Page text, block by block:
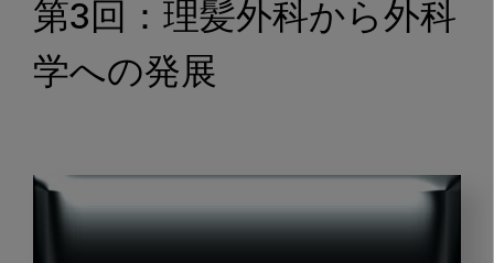
第3回：理髪外科から外科
学への発展